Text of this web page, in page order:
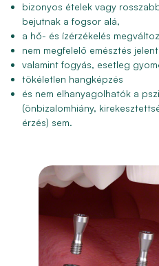
bizonyos ételek vagy
bejutnak a fogsor alá,
a hő- és ízérzékelés
nem megfelelő emésztés
valamint fogyás, esetleg
tökéletlen hangképzés
és nem elhanyagolhatók a
(önbizalomhiány,
érzés) sem.